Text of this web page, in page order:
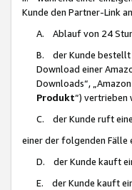
Kunde den Partner-Link
A. Ablauf von 24
B. der Kunde bestellt
Download einer
Downloads“,
Produkt“) vertrieben
C. der Kunde ruft
einer der folgenden Fälle
D. der Kunde kauft
E. der Kunde kauft